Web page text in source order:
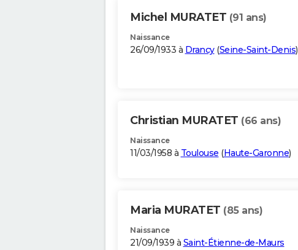
Michel MURATET (91 ans)
Naissance
26/09/1933 à Drancy(Seine-Saint-Denis)
Christian MURATET (66 ans)
Naissance
11/03/1958 à Toulouse (Haute-Garonne)
Maria MURATET (85 ans)
Naissance
21/09/1939 à Saint-Étienne-de-Maurs